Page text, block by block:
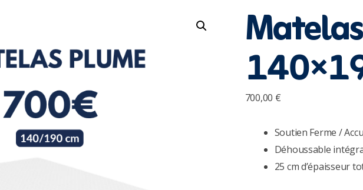
700,00 €
Soutien Ferme /
Déhoussable
25 cm d’épaisseur